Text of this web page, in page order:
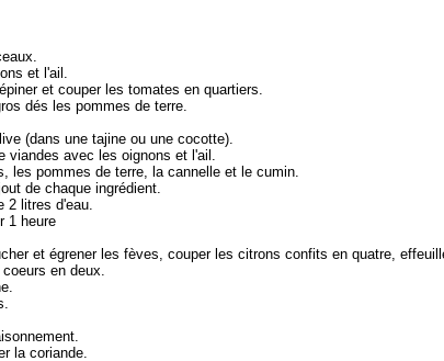
et l'ail.
et couper les tomates en quartiers.
dés les pommes de terre.
(dans une tajine ou une cocotte).
viandes avec les oignons et l'ail.
les pommes de terre, la cannelle et le cumin.
de chaque ingrédient.
2 litres d'eau.
1 heure
et égrener les fèves, couper les citrons confits en quatre,
en deux.
la coriande.